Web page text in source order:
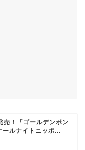
売！「ゴールデンボン
ールナイトニッポ...